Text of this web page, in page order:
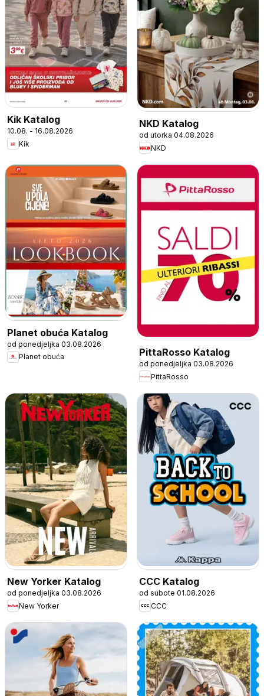
Kik Katalog
10.08. - 16.08.2026
Kik
NKD Katalog
od utorka 04.08.2026
NKD
Planet obuća Katalog
od ponedjeljka 03.08.2026
Planet obuća
PittaRosso Katalog
od ponedjeljka 03.08.2026
PittaRosso
New Yorker Katalog
od ponedjeljka 03.08.2026
New Yorker
CCC Katalog
od subote 01.08.2026
CCC